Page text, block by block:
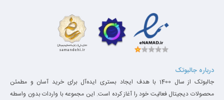
درباره جالبوتک
جالبوتک از سال 1400 با هدف ایجاد بستری ایده‌آل برای خرید آسان و مطمئن
محصولات دیجیتال فعالیت خود را آغاز کرده است. این مجموعه با واردات بدون واسطه